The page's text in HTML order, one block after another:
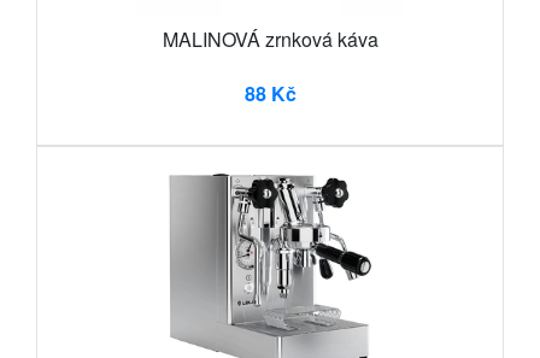
MALINOVÁ zrnková káva
88 Kč